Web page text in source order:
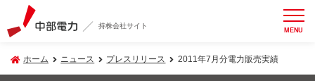
持株会社サイト MENU
ホーム ニュース プレスリリース 2011年7月分電力販売実績